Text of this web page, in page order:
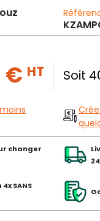
€ HT Soit
changer
SANS